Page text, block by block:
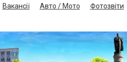
Вакансії Авто / Мото
Фотозвіти